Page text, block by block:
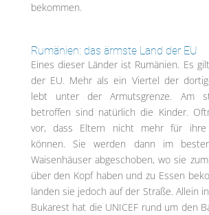
bekommen.
Rumänien: das ärmste Land der EU
Eines dieser Länder ist Rumänien. Es
der EU. Mehr als ein Viertel der
lebt unter der Armutsgrenze. Am
betroffen sind natürlich die Kinder.
vor, dass Eltern nicht mehr für ihre
können. Sie werden dann im
Waisenhäuser abgeschoben, wo sie
über den Kopf haben und zu Essen
landen sie jedoch auf der Straße. Allein
Bukarest hat die UNICEF rund um den